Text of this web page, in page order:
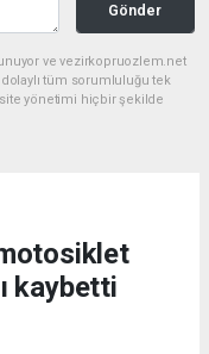
Gönder
ve vezirkopruozlem.net
tüm sorumluluğu tek
site yönetimi hiçbir şekilde
kaybetti